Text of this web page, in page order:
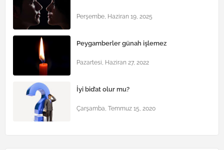
Perşembe, Haziran 19, 2025
Peygamberler günah işlemez
Pazartesi, Haziran 27, 2022
İyi bid’at olur mu?
Çarşamba, Temmuz 15, 2020